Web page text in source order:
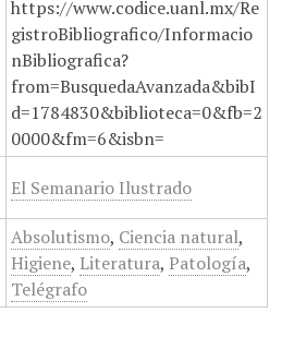
https://www.codice.uanl.mx/Re
gistroBibliografico/Informacio
nBibliografica?
from=BusquedaAvanzada&bibI
d=1784830&biblioteca=0&fb=2
0000&fm=6&isbn=
El Semanario Ilustrado
Absolutismo, Ciencia natural,
Higiene, Literatura, Patología,
Telégrafo